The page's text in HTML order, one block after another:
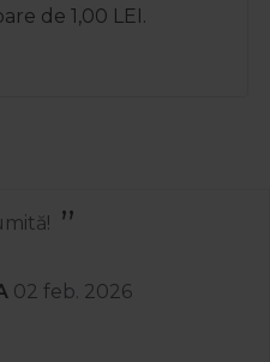
de 1,00 LEI.
Recomand
Aura Andreea